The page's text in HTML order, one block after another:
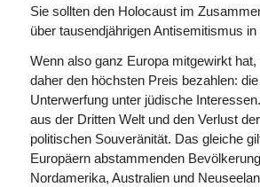
Sie sollten den Holocaust im
über tausendjährigen Antisemitismus
Wenn also ganz Europa mitgewirkt
daher den höchsten Preis bezahlen:
Unter­werfung unter jüdische
aus der Dritten Welt und den Verlust
politischen Souveränität. Das gleiche
Europäern abstam­menden
Nordamerika, Australien und